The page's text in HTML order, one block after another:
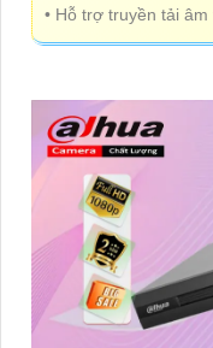
• Hỗ trợ truyền tải